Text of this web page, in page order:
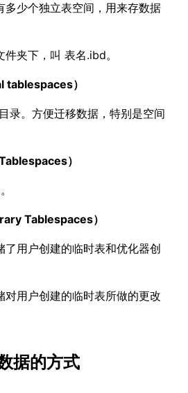
多少个独立表空间，用来存数据
夹下，叫 表名.ibd。
tablespaces）
录。方便迁移数据，特别是空间
）
Tablespaces）
了用户创建的临时表和优化器创
对用户创建的临时表所做的更改
据的方式